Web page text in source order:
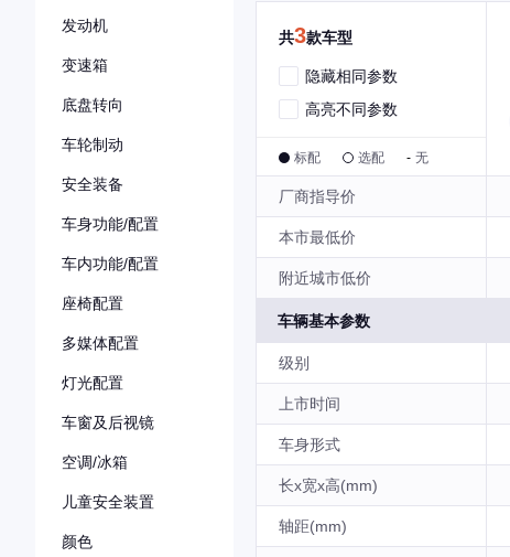
发动机
变速箱
底盘转向
车轮制动
安全装备
车身功能/配置
车内功能/配置
座椅配置
多媒体配置
灯光配置
车窗及后视镜
空调/冰箱
儿童安全装置
颜色
共3款车型
隐藏相同参数
高亮不同参数
标配 选配 - 无
厂商指导价
本市最低价
附近城市低价
车辆基本参数
级别
上市时间
车身形式
长x宽x高(mm)
轴距(mm)